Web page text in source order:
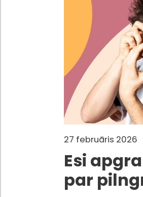
27 februāris 2026
Esi
par